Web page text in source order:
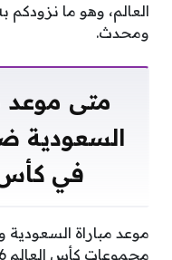
العالم، وهو ما
ومحدث.
متى موعد
السعودية
في كأس
موعد مباراة السعودية